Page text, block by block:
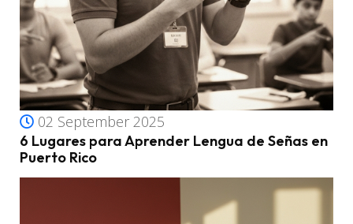
02 September 2025
6 Lugares para Aprender Lengua de Señas en
Puerto Rico